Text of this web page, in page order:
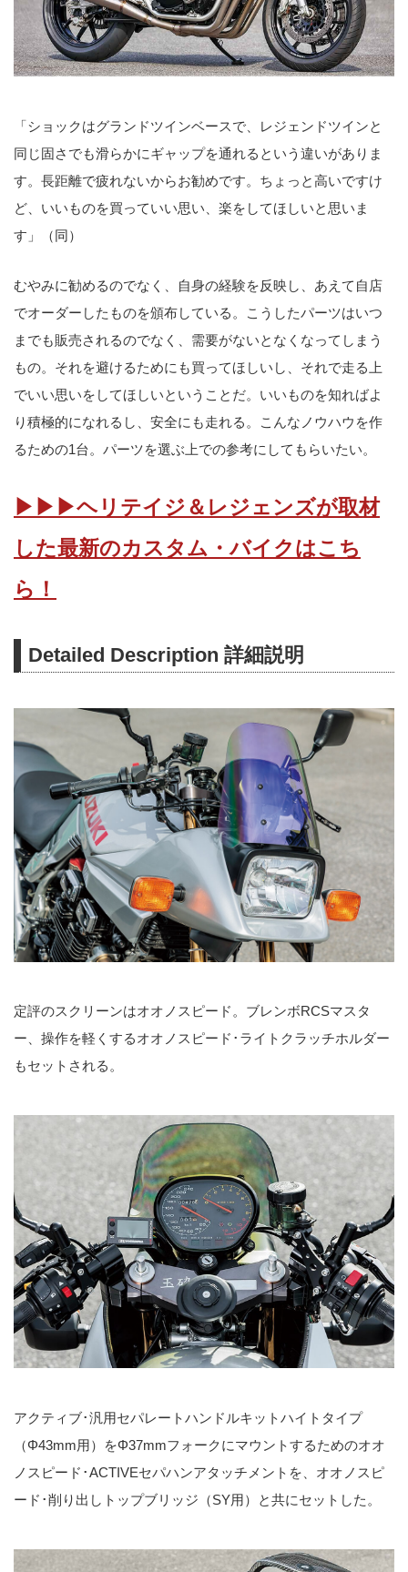
「ショックはグランドツインベースで、レジェンドツインと
同じ固さでも滑らかにギャップを通れるという違いがありま
す。長距離で疲れないからお勧めです。ちょっと高いですけ
ど、いいものを買っていい思い、楽をしてほしいと思いま
す」（同）
むやみに勧めるのでなく、自身の経験を反映し、あえて自店
でオーダーしたものを頒布している。こうしたパーツはいつ
までも販売されるのでなく、需要がないとなくなってしまう
もの。それを避けるためにも買ってほしいし、それで走る上
でいい思いをしてほしいということだ。いいものを知ればよ
り積極的になれるし、安全にも走れる。こんなノウハウを作
るための1台。パーツを選ぶ上での参考にしてもらいたい。
▶▶▶ヘリテイジ＆レジェンズが取材
した最新のカスタム・バイクはこち
ら！
Detailed Description 詳細説明
定評のスクリーンはオオノスピード。ブレンボRCSマスタ
ー、操作を軽くするオオノスピード･ライトクラッチホルダー
もセットされる。
アクティブ･汎用セパレートハンドルキットハイトタイプ
（Φ43mm用）をΦ37mmフォークにマウントするためのオオ
ノスピード･ACTIVEセパハンアタッチメントを、オオノスピ
ード･削り出しトップブリッジ（SY用）と共にセットした。